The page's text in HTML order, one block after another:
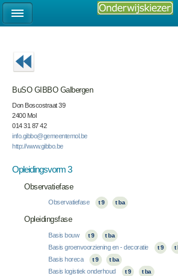
BuSO GIBBO Galbergen
Don Boscostraat 39
2400 Mol
014 31 87 42
info.gibbo@gemeentemol.be
http://www.gibbo.be
Opleidingsvorm 3
Observatiefase
Observatiefase t 9 t ba
Opleidingsfase
Basis bouw t 9 t ba
Basis groenvoorziening en - decoratie t 9 t
Basis horeca t 9 t ba
Basis logistiek onderhoud t 9 t ba